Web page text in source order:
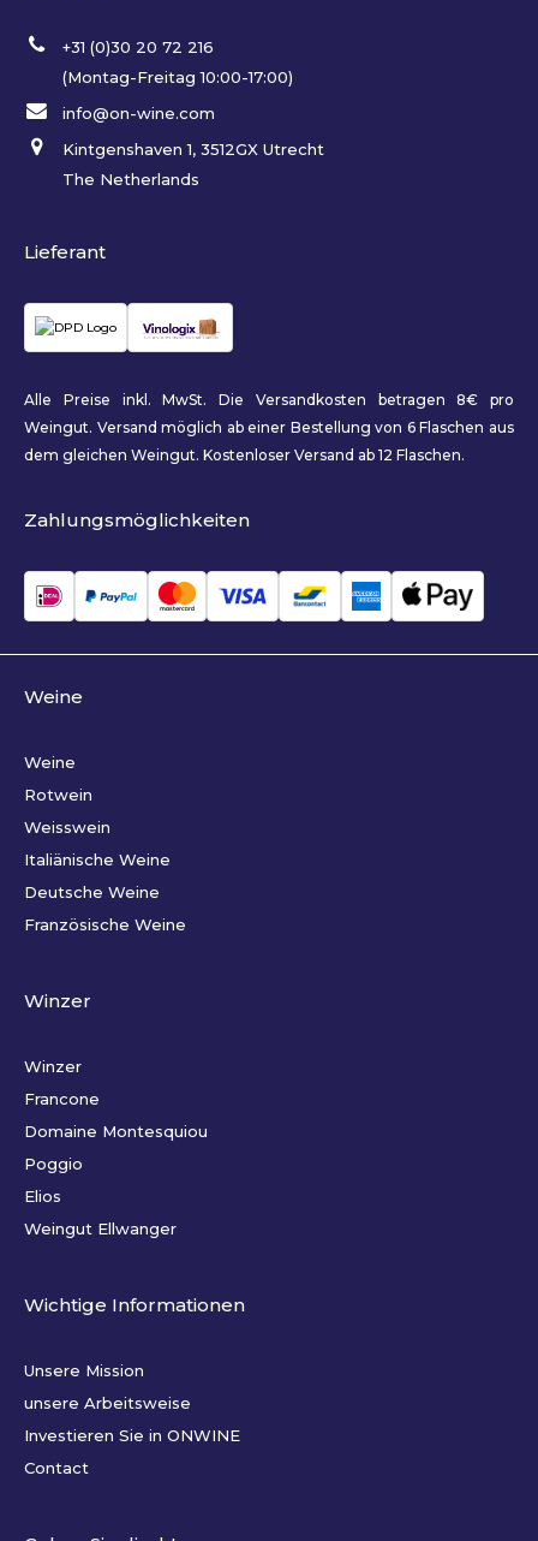
+31 (0)30 20 72 216
(Montag-Freitag 10:00-17:00)
info@on-wine.com
Kintgenshaven 1, 3512GX Utrecht
The Netherlands
Lieferant
Alle Preise inkl. MwSt. Die Versandkosten betragen 8€ pro
Weingut. Versand möglich ab einer Bestellung von 6 Flaschen aus
dem gleichen Weingut. Kostenloser Versand ab 12 Flaschen.
Zahlungsmöglichkeiten
Weine
Weine
Rotwein
Weisswein
Italiänische Weine
Deutsche Weine
Französische Weine
Winzer
Winzer
Francone
Domaine Montesquiou
Poggio
Elios
Weingut Ellwanger
Wichtige Informationen
Unsere Mission
unsere Arbeitsweise
Investieren Sie in ONWINE
Contact